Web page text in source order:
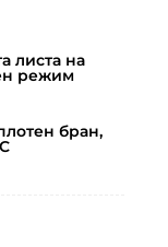
листа на
режим
бран,